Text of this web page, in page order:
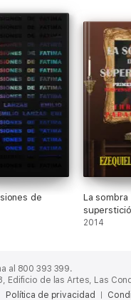
de
La sombra
Suspense,
2014
al 800 393 399.
de las Artes, Las
Política de privacidad